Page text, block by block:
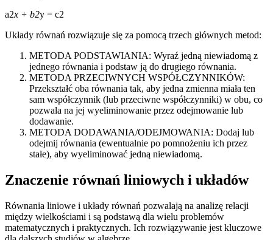
a2x + b2y = c2
Układy równań rozwiązuje się za pomocą trzech głównych metod:
METODA PODSTAWIANIA: Wyraź jedną niewiadomą z
jednego równania i podstaw ją do drugiego równania.
METODA PRZECIWNYCH WSPÓŁCZYNNIKÓW:
Przekształć oba równania tak, aby jedna zmienna miała ten
sam współczynnik (lub przeciwne współczynniki) w obu, co
pozwala na jej wyeliminowanie przez odejmowanie lub
dodawanie.
METODA DODAWANIA/ODEJMOWANIA: Dodaj lub
odejmij równania (ewentualnie po pomnożeniu ich przez
stałe), aby wyeliminować jedną niewiadomą.
Znaczenie równań liniowych i układów
Równania liniowe i układy równań pozwalają na analizę relacji
między wielkościami i są podstawą dla wielu problemów
matematycznych i praktycznych. Ich rozwiązywanie jest kluczowe